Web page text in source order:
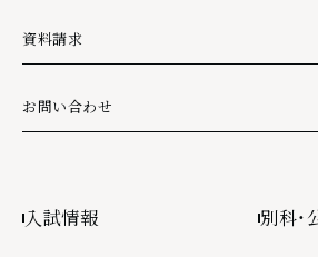
資料請求
お問い合わせ
外部リンク
入試情報 別科・